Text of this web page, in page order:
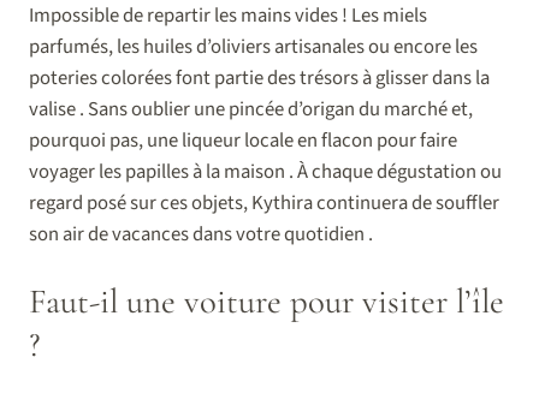
Impossible de repartir les mains vides ! Les miels
parfumés, les huiles d’oliviers artisanales ou encore les
poteries colorées font partie des trésors à glisser dans la
valise . Sans oublier une pincée d’origan du marché et,
pourquoi pas, une liqueur locale en flacon pour faire
voyager les papilles à la maison . À chaque dégustation ou
regard posé sur ces objets, Kythira continuera de souffler
son air de vacances dans votre quotidien .
Faut-il une voiture pour visiter l’île
?